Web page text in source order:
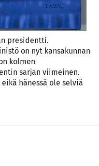
presidentti.
on nyt kansakunnan
kolmen
sarjan viimeinen.
hänessä ole selviä